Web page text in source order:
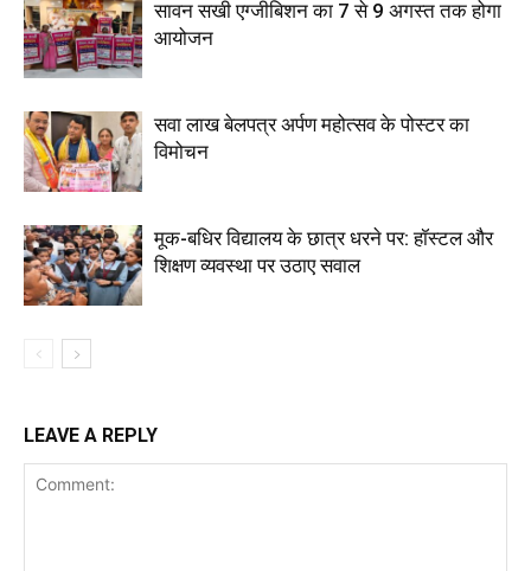
सावन सखी एग्जीबिशन का 7 से 9 अगस्त तक होगा
आयोजन
सवा लाख बेलपत्र अर्पण महोत्सव के पोस्टर का
विमोचन
मूक-बधिर विद्यालय के छात्र धरने पर: हॉस्टल और
शिक्षण व्यवस्था पर उठाए सवाल
LEAVE A REPLY